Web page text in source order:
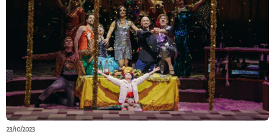
23/10/2023